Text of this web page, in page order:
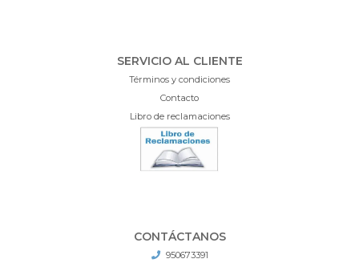
SERVICIO AL CLIENTE
Términos y condiciones
Contacto
Libro de reclamaciones
CONTÁCTANOS
950673391